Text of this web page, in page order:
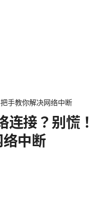
手教你解决网络中断
接？别慌！
中断